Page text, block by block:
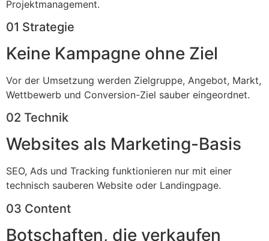
Projektmanagement.
01 Strategie
Keine Kampagne ohne Ziel
Vor der Umsetzung werden Zielgruppe, Angebot, Markt,
Wettbewerb und Conversion-Ziel sauber eingeordnet.
02 Technik
Websites als Marketing-Basis
SEO, Ads und Tracking funktionieren nur mit einer
technisch sauberen Website oder Landingpage.
03 Content
Botschaften, die verkaufen